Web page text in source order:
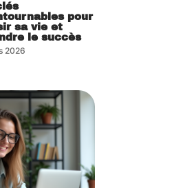
pour
sa vie et
le succès
2026